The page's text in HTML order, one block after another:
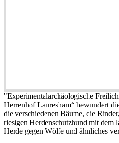
"Experimentalarchäologische
Herrenhof Lauresham“ bewundert
die verschiedenen Bäume, die
riesigen Herdenschutzhund mit dem
Herde gegen Wölfe und ähnliches